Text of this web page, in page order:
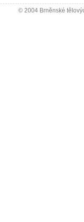
© 2004 Brněnské